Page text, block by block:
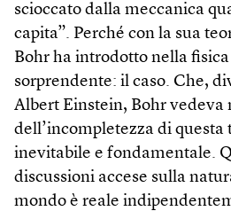
scioccato dalla meccanica
capita”. Perché con la sua
Bohr ha introdotto nella
sorprendente: il caso. Che,
Albert Einstein, Bohr vedeva
dell’incompletezza di questa
inevitabile e fondamentale.
discussioni accese sulla
mondo è reale